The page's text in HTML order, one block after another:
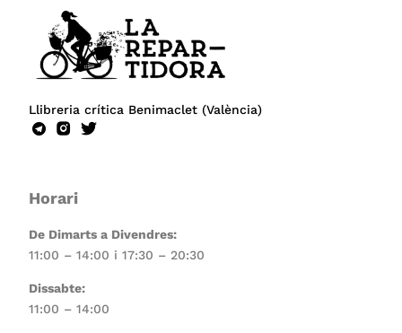
Llibreria crítica Benimaclet (València)
Horari
De Dimarts a Divendres:
11:00 – 14:00 i 17:30 – 20:30
Dissabte:
11:00 – 14:00